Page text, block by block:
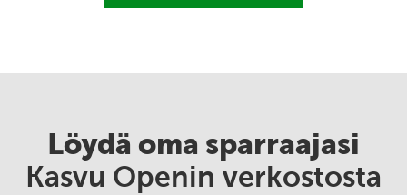
Löydä oma sparraajasi
Kasvu Openin verkostosta